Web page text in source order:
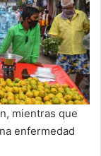
mientras que
enfermedad